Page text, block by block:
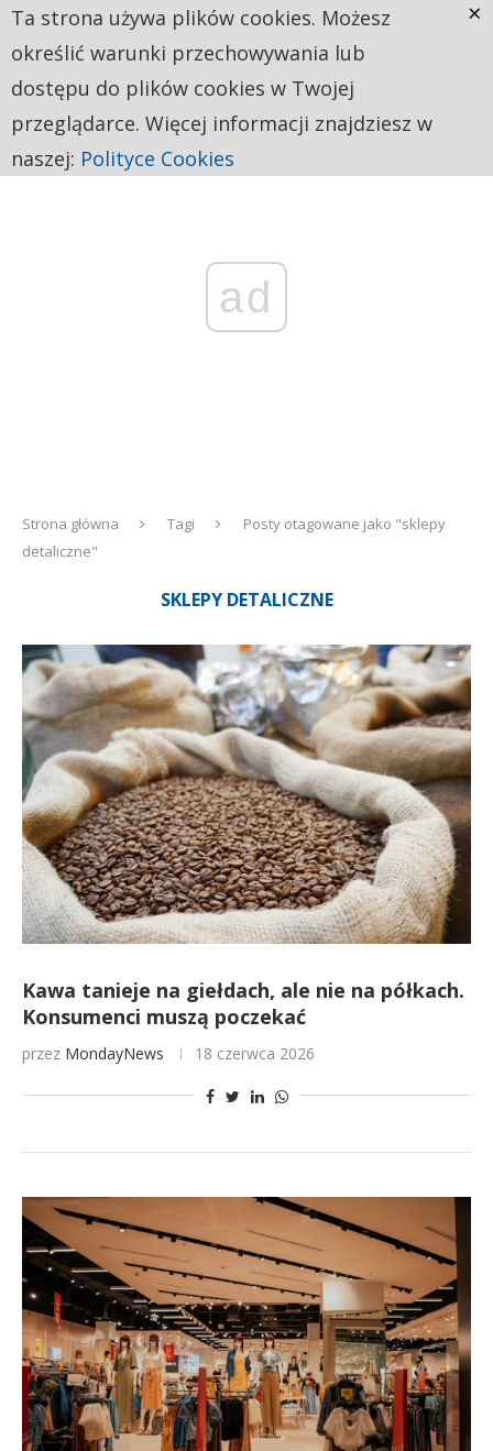
ad
Strona główna Tagi
Posty otagowane jako "sklepy
detaliczne"
SKLEPY DETALICZNE
Kawa tanieje na giełdach, ale nie na półkach.
Konsumenci muszą poczekać
przez MondayNews 18 czerwca 2026
Ta strona używa plików cookies. Możesz
określić warunki przechowywania lub
dostępu do plików cookies w Twojej
przeglądarce. Więcej informacji znajdziesz w
naszej: Polityce Cookies
×